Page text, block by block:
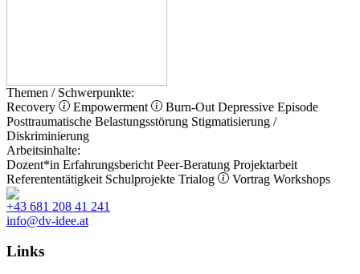
Themen / Schwerpunkte:
Recovery
Empowerment Burn-Out Depressive Episode
Posttraumatische Belastungsstörung Stigmatisierung /
Diskriminierung
Arbeitsinhalte:
Dozent*in Erfahrungsbericht Peer-Beratung Projektarbeit
Referententätigkeit Schulprojekte Trialog Vortrag Workshops
+43 681 208 41 241
info@dv-idee.at
Links